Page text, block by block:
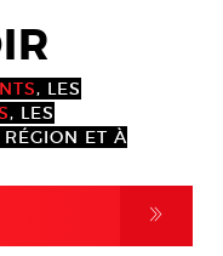
, LES
, LES
ET À
,